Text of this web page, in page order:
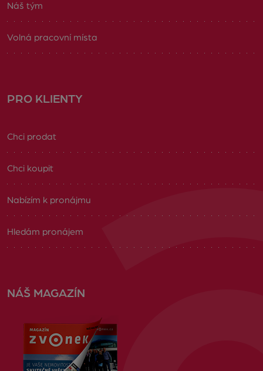
Náš tým
Volná pracovní místa
PRO KLIENTY
Chci prodat
Chci koupit
Nabízím k pronájmu
Hledám pronájem
NÁŠ MAGAZÍN